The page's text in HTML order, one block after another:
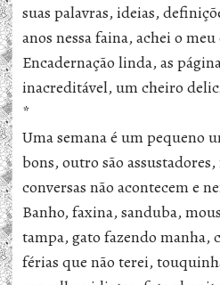
suas palavras, ideias,
anos nessa faina, achei o
Encadernação linda, as
inacreditável, um cheiro
*
Uma semana é um pequeno
bons, outro são
conversas não acontecem e
Banho, faxina, sanduba,
tampa, gato fazendo manha,
férias que não terei,